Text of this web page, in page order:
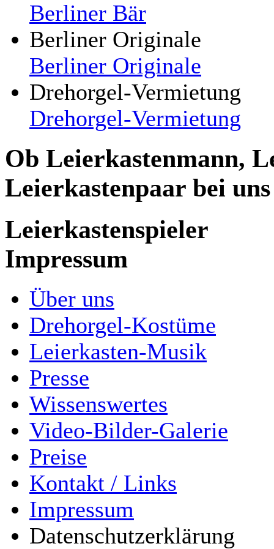
Berliner Bär
Berliner Originale
Berliner Originale
Drehorgel-Vermietung
Drehorgel-Vermietung
Ob Leierkastenmann,
Leierkastenpaar bei
Leierkastenspieler
Impressum
Über uns
Drehorgel-Kostüme
Leierkasten-Musik
Presse
Wissenswertes
Video-Bilder-Galerie
Preise
Kontakt / Links
Impressum
Datenschutzerklärung